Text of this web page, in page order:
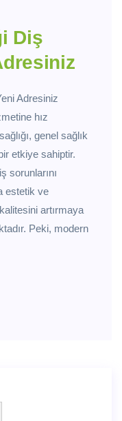
Diş
Adresiniz
hız
genel sağlık
etkiye sahiptir.
sorunlarını
estetik ve
artırmaya
Peki, modern